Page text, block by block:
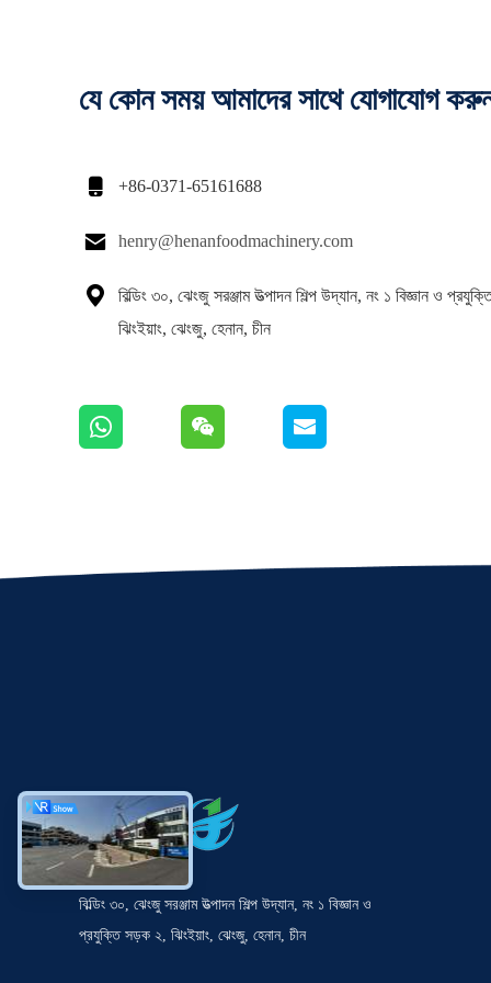
যে কোন সময় আমাদের সাথে যোগাযোগ
 +86-0371-65161688
 henry@henanfoodmachinery.com

বিল্ডিং ৩০, ঝেংজু সরঞ্জাম উত্পাদন শিল্প উদ্যান, নং ১ বিজ্ঞান ও
ঝিংইয়াং, ঝেংজু, হেনান, চীন
বিল্ডিং ৩০, ঝেংজু সরঞ্জাম উত্পাদন শিল্প উদ্যান, নং ১ বিজ্ঞান ও
প্রযুক্তি সড়ক ২, ঝিংইয়াং, ঝেংজু, হেনান, চীন